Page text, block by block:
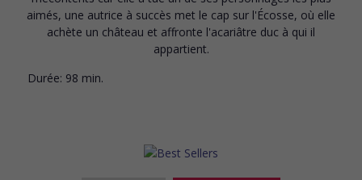
aimés, une autrice à succès met le cap sur l'Écosse, où elle
achète un château et affronte l'acariâtre duc à qui il
appartient.
Durée: 98 min.